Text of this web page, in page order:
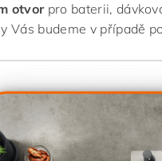
otvorpro baterii,
Vás budeme v případě